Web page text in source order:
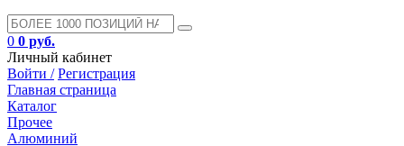
0 0 руб.
Личный кабинет
Войти / Регистрация
Главная страница
Каталог
Прочее
Алюминий